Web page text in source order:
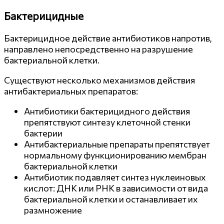
Бактерицидные
Бактерицидное действие антибиотиков напротив,
направлено непосредственно на разрушение
бактериальной клетки.
Существуют несколько механизмов действия
антибактериальных препаратов:
Антибиотики бактерицидного действия
препятствуют синтезу клеточной стенки
бактерии
Антибактериальные препараты препятствует
нормальному функционированию мембран
бактериальной клетки
Антибиотик подавляет синтез нуклеиновых
кислот: ДНК или РНК в зависимости от вида
бактериальной клетки и останавливает их
размножение